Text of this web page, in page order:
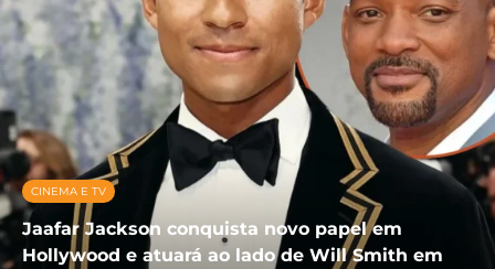
CINEMA E TV
Jaafar Jackson conquista novo papel em
Hollywood e atuará ao lado de Will Smith em